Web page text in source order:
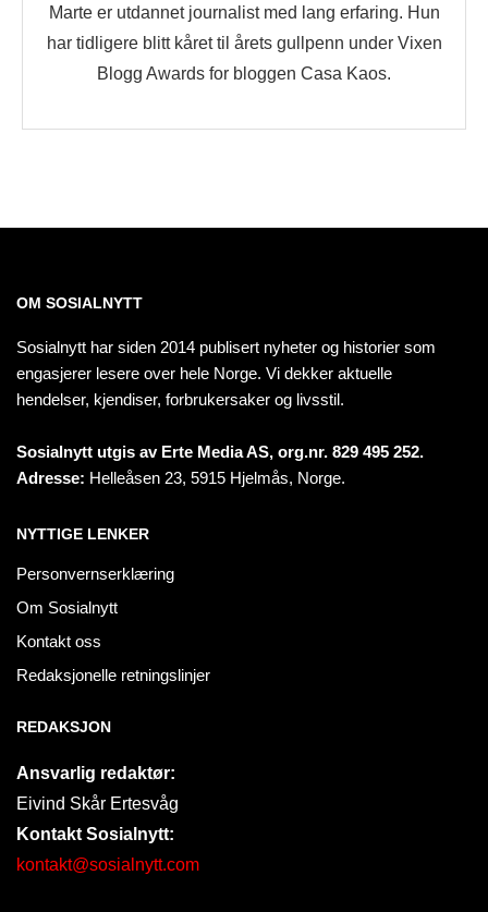
Marte er utdannet journalist med lang erfaring. Hun
har tidligere blitt kåret til årets gullpenn under Vixen
Blogg Awards for bloggen Casa Kaos.
OM SOSIALNYTT
Sosialnytt har siden 2014 publisert nyheter og historier som
engasjerer lesere over hele Norge. Vi dekker aktuelle
hendelser, kjendiser, forbrukersaker og livsstil.
Sosialnytt utgis av Erte Media AS, org.nr. 829 495 252.
Adresse: Helleåsen 23, 5915 Hjelmås, Norge.
NYTTIGE LENKER
Personvernserklæring
Om Sosialnytt
Kontakt oss
Redaksjonelle retningslinjer
REDAKSJON
Ansvarlig redaktør:
Eivind Skår Ertesvåg
Kontakt Sosialnytt:
kontakt@sosialnytt.com